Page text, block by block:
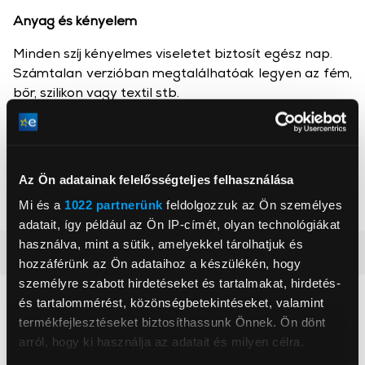
Az Ön adatainak felelősségteljes felhasználása
Mi és a 1022 partnerünk feldolgozzuk az Ön személyes
adatait, így például az Ön IP-címét, olyan technológiákat
használva, mint a sütik, amelyekkel tárolhatjuk és
hozzáférünk az Ön adataihoz a készülékén, hogy
személyre szabott hirdetéseket és tartalmakat, hirdetés-
és tartalommérést, közönségbetekintéseket, valamint
termékfejlesztéseket biztosíthassunk Önnek. Ön dönt
arról, hogy ki használja az adatait és milyen célra.
, ,
Anyag és kényelem
Minden szíj kényelmes viseletet biztosít egész nap.
Számtalan verzióban megtalálhatóak legyen az fém,
bőr, szilikon vagy textil stb.
Részletes ismertető
Neked ajánljuk